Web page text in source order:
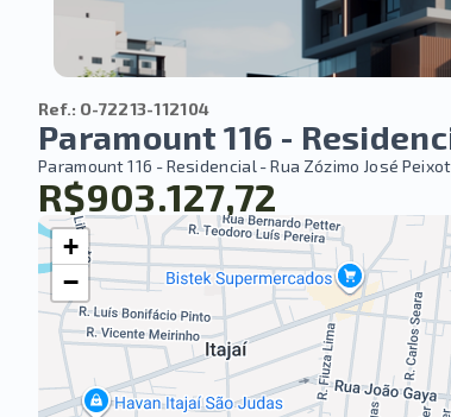
Ref.: O-72213-112104
Paramount 116 -
Paramount 116 - Residencial -Rua Zózimo José
R$903.127,72
+
−